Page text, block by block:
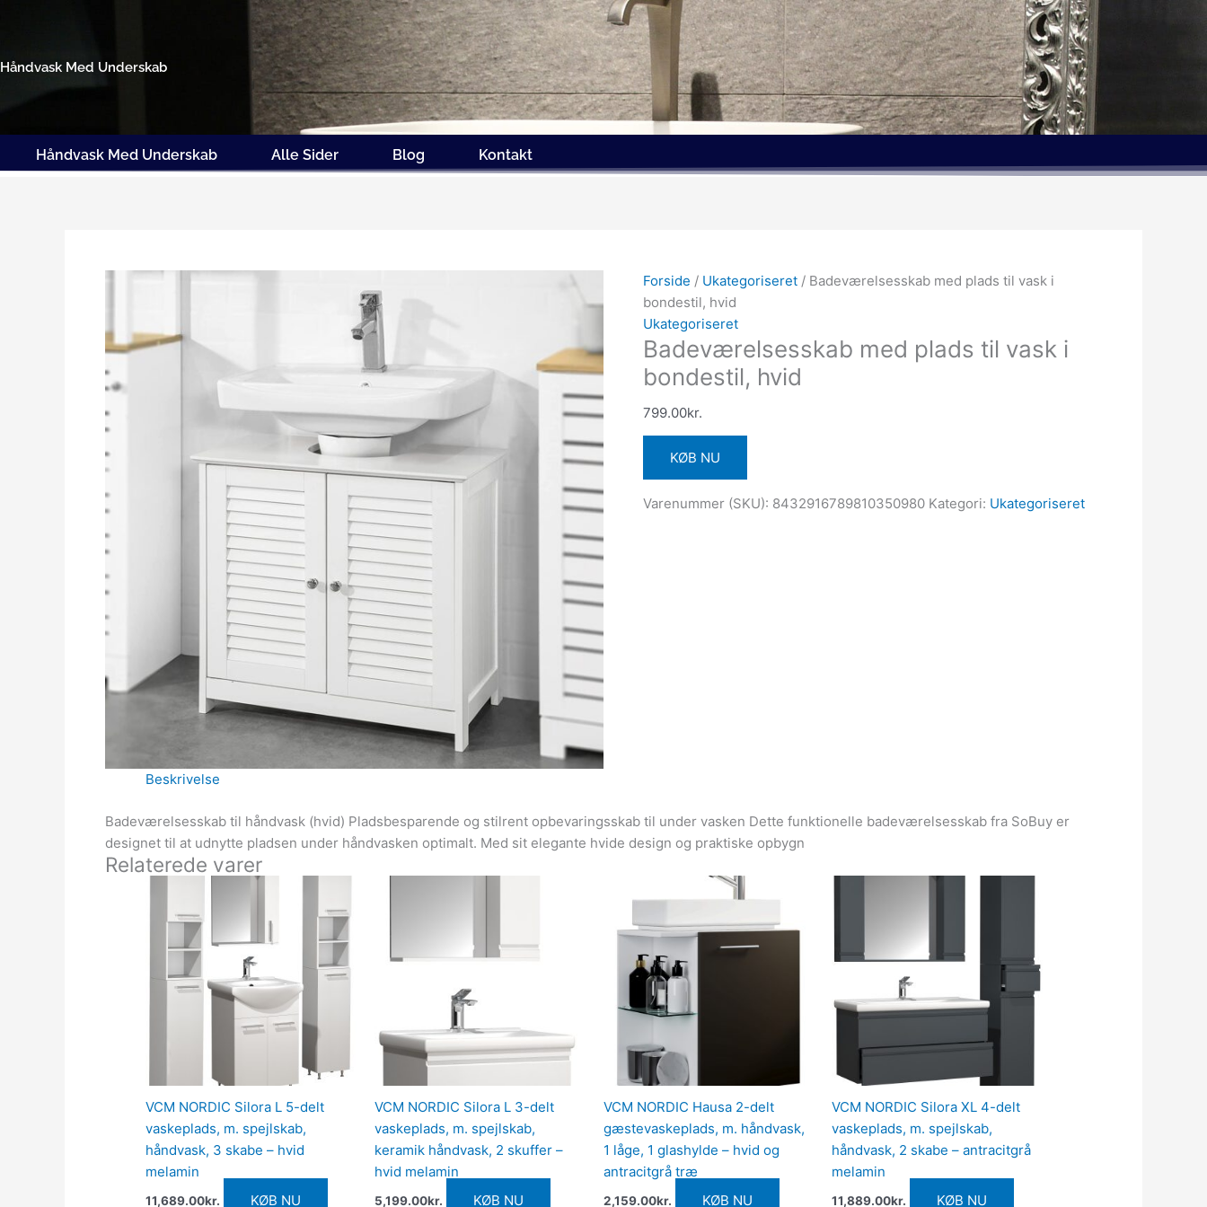
Håndvask Med Underskab
Håndvask Med Underskab Alle Sider Blog Kontakt
Forside / Ukategoriseret / Badeværelsesskab med plads til vask i
bondestil, hvid
Ukategoriseret
Badeværelsesskab med plads til vask i
bondestil, hvid
799.00kr.
KØB NU
Varenummer (SKU): 8432916789810350980 Kategori: Ukategoriseret
Beskrivelse
Badeværelsesskab til håndvask (hvid) Pladsbesparende og stilrent opbevaringsskab til under vasken Dette funktionelle badeværelsesskab fra SoBuy er
designet til at udnytte pladsen under håndvasken optimalt. Med sit elegante hvide design og praktiske opbygn
Relaterede varer
VCM NORDIC Silora L 5-delt
vaskeplads, m. spejlskab,
håndvask, 3 skabe – hvid
melamin
11,689.00kr. KØB NU
VCM NORDIC Silora L 3-delt
vaskeplads, m. spejlskab,
keramik håndvask, 2 skuffer –
hvid melamin
5,199.00kr. KØB NU
VCM NORDIC Hausa 2-delt
gæstevaskeplads, m. håndvask,
1 låge, 1 glashylde – hvid og
antracitgrå træ
2,159.00kr. KØB NU
VCM NORDIC Silora XL 4-delt
vaskeplads, m. spejlskab,
håndvask, 2 skabe – antracitgrå
melamin
11,889.00kr. KØB NU